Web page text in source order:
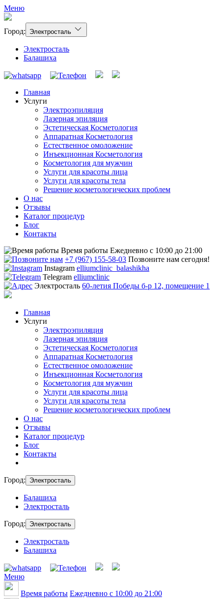
Меню
Город: Электросталь
Электросталь
Балашиха
Главная
Услуги
Электроэпиляция
Лазерная эпиляция
Эстетическая Косметология
Аппаратная Косметология
Естественное омоложение
Инъекционная Косметология
Косметология для мужчин
Услуги для красоты лица
Услуги для красоты тела
Решение косметологических проблем
О нас
Отзывы
Каталог процедур
Блог
Контакты
Время работы Ежедневно с 10:00 до 21:00
+7 (967) 155-58-03 Позвоните нам сегодня!
Instagram elliumclinic_balashikha
Telegram elliumclinic
Электросталь 60-летия Победы б-р 12, помещение 1
Главная
Услуги
Электроэпиляция
Лазерная эпиляция
Эстетическая Косметология
Аппаратная Косметология
Естественное омоложение
Инъекционная Косметология
Косметология для мужчин
Услуги для красоты лица
Услуги для красоты тела
Решение косметологических проблем
О нас
Отзывы
Каталог процедур
Блог
Контакты
Город: Электросталь
Балашиха
Электросталь
Город: Электросталь
Электросталь
Балашиха
Меню
Время работы Ежедневно с 10:00 до 21:00